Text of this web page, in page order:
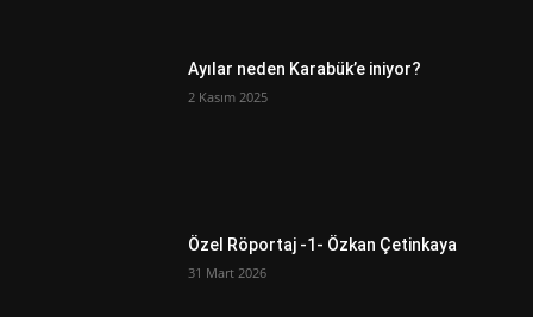
Ayılar neden Karabük’e iniyor?
2 Kasım 2025
Özel Röportaj -1- Özkan Çetinkaya
31 Mart 2026